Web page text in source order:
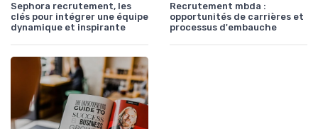
Sephora recrutement, les
clés pour intégrer une équipe
dynamique et inspirante
Recrutement mbda :
opportunités de carrières et
processus d'embauche